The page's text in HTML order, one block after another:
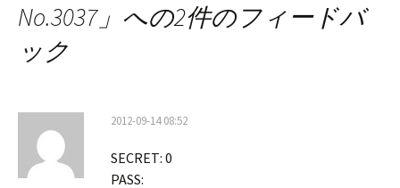
ゲ
ー
No.3037」への2件のフィードバ
ック
2012-09-14 08:52
SECRET: 0
PASS: